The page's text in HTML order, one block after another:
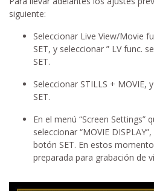
siguiente:
Seleccionar Live View/Movie
SET, y seleccionar ” LV func.
SET.
Seleccionar STILLS + MOVIE,
SET.
En el menú “Screen Settings”
seleccionar “MOVIE
botón SET. En estos
preparada para grabación de